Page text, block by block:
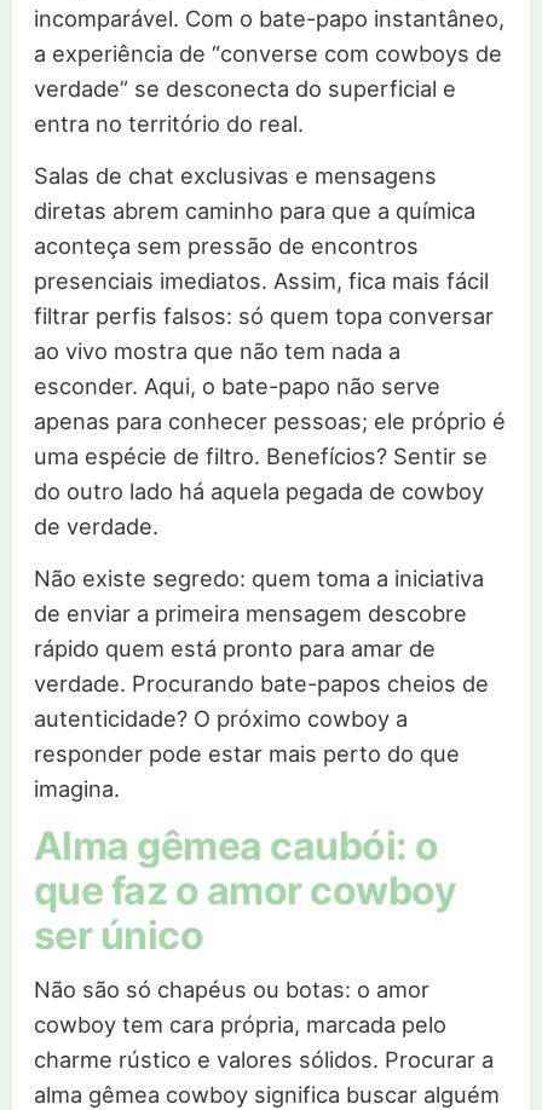
incomparável. Com o bate-papo instantâneo,
a experiência de “converse com cowboys de
verdade” se desconecta do superficial e
entra no território do real.
Salas de chat exclusivas e mensagens
diretas abrem caminho para que a química
aconteça sem pressão de encontros
presenciais imediatos. Assim, fica mais fácil
filtrar perfis falsos: só quem topa conversar
ao vivo mostra que não tem nada a
esconder. Aqui, o bate-papo não serve
apenas para conhecer pessoas; ele próprio é
uma espécie de filtro. Benefícios? Sentir se
do outro lado há aquela pegada de cowboy
de verdade.
Não existe segredo: quem toma a iniciativa
de enviar a primeira mensagem descobre
rápido quem está pronto para amar de
verdade. Procurando bate-papos cheios de
autenticidade? O próximo cowboy a
responder pode estar mais perto do que
imagina.
Alma gêmea caubói: o
que faz o amor cowboy
ser único
Não são só chapéus ou botas: o amor
cowboy tem cara própria, marcada pelo
charme rústico e valores sólidos. Procurar a
alma gêmea cowboy significa buscar alguém